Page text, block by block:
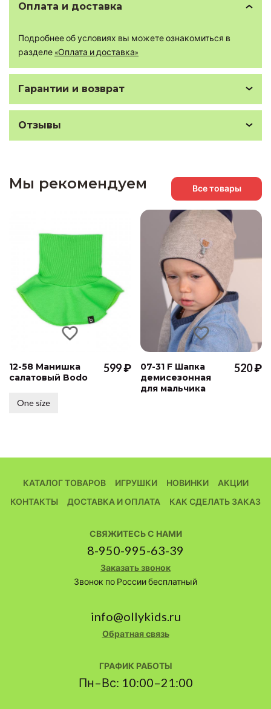
Оплата и доставка
Подробнее об условиях вы можете ознакомиться в
разделе «Оплата и доставка»
Гарантии и возврат
Отзывы
Мы рекомендуем Все товары
12-58 Манишка
салатовый Bodo
599 ₽
One size
07-31 F Шапка
демисезонная
для мальчика
520 ₽
КАТАЛОГ ТОВАРОВ ИГРУШКИ НОВИНКИ
АКЦИИ
КОНТАКТЫ
ДОСТАВКА И ОПЛАТА КАК СДЕЛАТЬ ЗАКАЗ
СВЯЖИТЕСЬ С НАМИ
8-950-995-63-39
Заказать звонок
Звонок по России бесплатный
info@ollykids.ru
Обратная связь
ГРАФИК РАБОТЫ
Пн–Вс: 10:00–21:00